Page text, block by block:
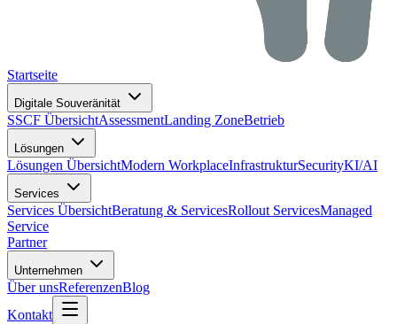
Startseite
Digitale Souveränität
SSCF ÜbersichtAssessmentLanding ZoneBetrieb
Lösungen
Lösungen ÜbersichtModern WorkplaceInfrastrukturSecurityKI/AI
Services
Services ÜbersichtBeratung & ServicesRollout ServicesManaged
Service
Partner
Unternehmen
Über unsReferenzenBlog
Kontakt